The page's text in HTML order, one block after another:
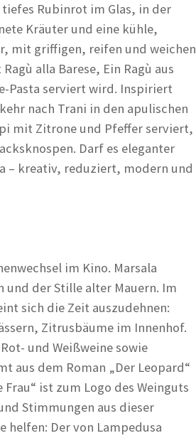
Rubinrot im Glas, in der
Kräuter und eine kühle,
mit griffigen, reifen und weichen
alla Barese, Ein Ragù aus
Pasta serviert wird. Inspiriert
nach Trani in den apulischen
mit Zitrone und Pfeffer serviert,
Darf es eleganter
– kreativ, reduziert, modern und
im Kino. Marsala
der Stille alter Mauern. Im
sich die Zeit auszudehnen:
Zitrusbäume im Innenhof.
und Weißweine sowie
aus dem Roman „Der Leopard“
ist zum Logo des Weinguts
Stimmungen aus dieser
helfen: Der von Lampedusa